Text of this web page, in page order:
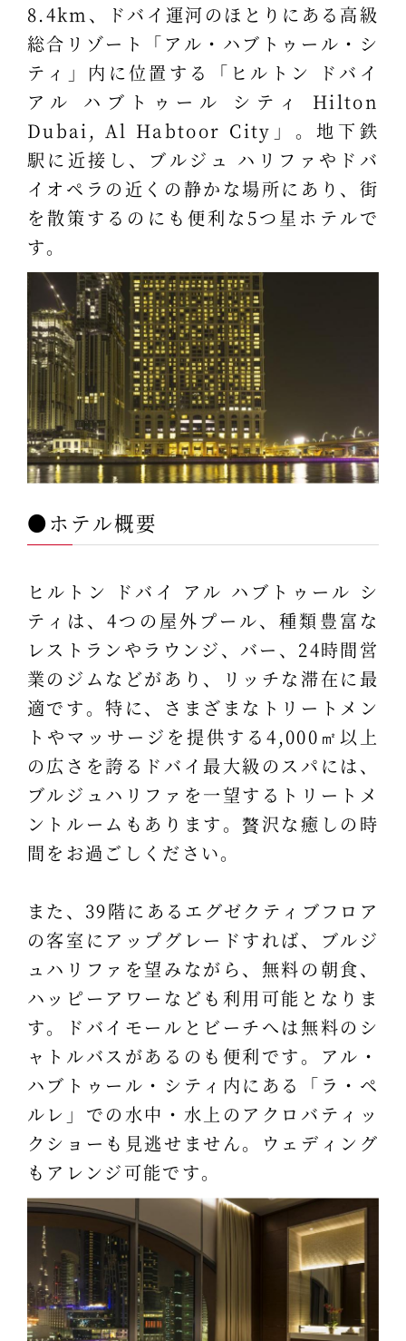
8.4km、ドバイ運河のほとりにある高級
総合リゾート「アル・ハブトゥール・シ
ティ」内に位置する「ヒルトン ドバイ
アル ハブトゥール シティ Hilton
Dubai, Al Habtoor City」。地下鉄
駅に近接し、ブルジュ ハリファやドバ
イオペラの近くの静かな場所にあり、街
を散策するのにも便利な5つ星ホテルで
す。
●ホテル概要
ヒルトン ドバイ アル ハブトゥール シ
ティは、4つの屋外プール、種類豊富な
レストランやラウンジ、バー、24時間営
業のジムなどがあり、リッチな滞在に最
適です。特に、さまざまなトリートメン
トやマッサージを提供する4,000㎡以上
の広さを誇るドバイ最大級のスパには、
ブルジュハリファを一望するトリートメ
ントルームもあります。贅沢な癒しの時
間をお過ごしください。
また、39階にあるエグゼクティブフロア
の客室にアップグレードすれば、ブルジ
ュハリファを望みながら、無料の朝食、
ハッピーアワーなども利用可能となりま
す。ドバイモールとビーチへは無料のシ
ャトルバスがあるのも便利です。アル・
ハブトゥール・シティ内にある「ラ・ペ
ルレ」での水中・水上のアクロバティッ
クショーも見逃せません。ウェディング
もアレンジ可能です。